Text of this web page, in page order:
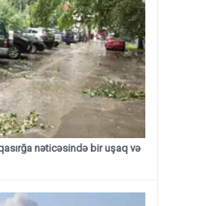
nəticəsində bir uşaq və